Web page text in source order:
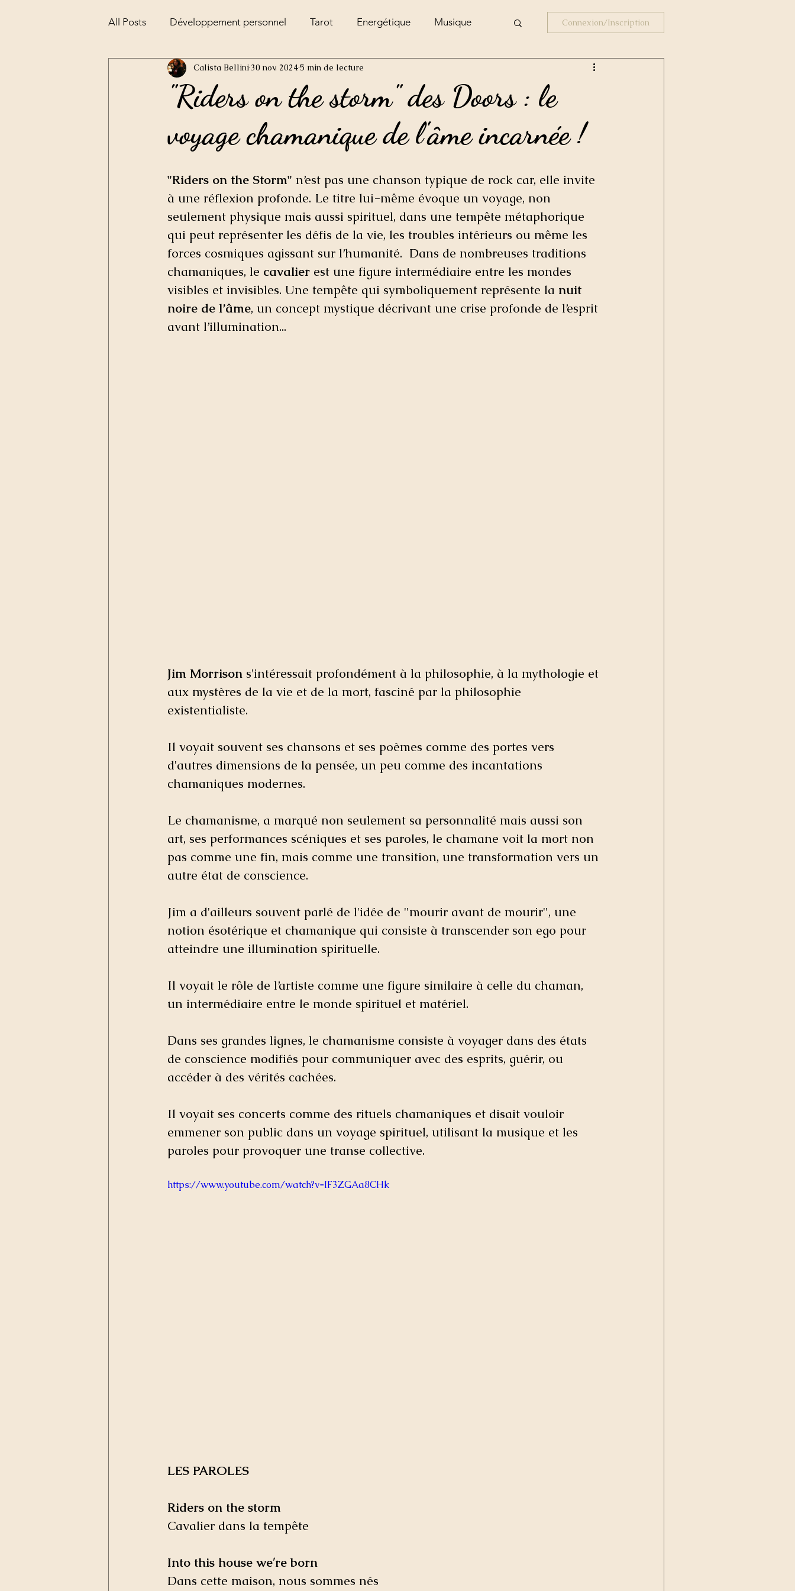
All Posts Développement personnel Tarot Energétique Musique
Alchimie la pesée de l'âme
Connexion/Inscription
"Riders on the storm" des Doors : le
voyage chamanique de l'âme incarnée !
Calista Bellini 30 nov. 20245 min de lecture
"Riders on the Storm" n’est pas une chanson typique de rock car, elle invite
à une réflexion profonde. Le titre lui-même évoque un voyage, non
seulement physique mais aussi spirituel, dans une tempête métaphorique
qui peut représenter les défis de la vie, les troubles intérieurs ou même les
forces cosmiques agissant sur l’humanité.  Dans de nombreuses traditions
chamaniques, le cavalier est une figure intermédiaire entre les mondes
visibles et invisibles. Une tempête qui symboliquement représente la nuit
noire de l’âme, un concept mystique décrivant une crise profonde de l’esprit
avant l’illumination...
Jim Morrison s'intéressait profondément à la philosophie, à la mythologie et
aux mystères de la vie et de la mort, fasciné par la philosophie
existentialiste.
Il voyait souvent ses chansons et ses poèmes comme des portes vers
d'autres dimensions de la pensée, un peu comme des incantations
chamaniques modernes.
Le chamanisme, a marqué non seulement sa personnalité mais aussi son
art, ses performances scéniques et ses paroles, le chamane voit la mort non
pas comme une fin, mais comme une transition, une transformation vers un
autre état de conscience.
Jim a d'ailleurs souvent parlé de l'idée de "mourir avant de mourir", une
notion ésotérique et chamanique qui consiste à transcender son ego pour
atteindre une illumination spirituelle.
Il voyait le rôle de l’artiste comme une figure similaire à celle du chaman,
un intermédiaire entre le monde spirituel et matériel.
Dans ses grandes lignes, le chamanisme consiste à voyager dans des états
de conscience modifiés pour communiquer avec des esprits, guérir, ou
accéder à des vérités cachées.
Il voyait ses concerts comme des rituels chamaniques et disait vouloir
emmener son public dans un voyage spirituel, utilisant la musique et les
paroles pour provoquer une transe collective.
https://www.youtube.com/watch?v=IF3ZGAa8CHk
LES PAROLES
Riders on the storm
Cavalier dans la tempête
Into this house we′re born
Dans cette maison, nous sommes nés